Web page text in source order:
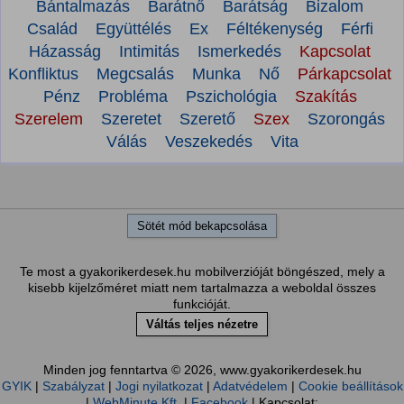
Bántalmazás Barátnő Barátság
Bizalom
Család
Együttélés Ex Féltékenység
Férfi
Házasság
Intimitás Ismerkedés
Kapcsolat
Konfliktus
Megcsalás Munka Nő
Párkapcsolat
Pénz
Probléma Pszichológia
Szakítás
Szerelem
Szeretet Szerető Szex
Szorongás
Válás
Veszekedés Vita
Sötét mód bekapcsolása
Te most a gyakorikerdesek.hu mobilverzióját böngészed, mely a
kisebb kijelzőméret miatt nem tartalmazza a weboldal összes
funkcióját.
Váltás teljes nézetre
Minden jog fenntartva © 2026, www.gyakorikerdesek.hu
GYIK| Szabályzat| Jogi nyilatkozat| Adatvédelem | Cookie beállítások